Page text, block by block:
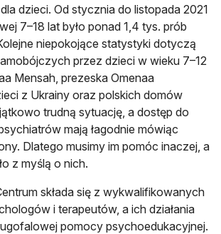
dzieci. Od stycznia do listopada 2021
7–18 lat było ponad 1,4 tys. prób
niepokojące statystyki dotyczą
przez dzieci w wieku 7–12
Mensah, prezeska Omenaa
z Ukrainy oraz polskich domów
trudną sytuację, a dostęp do
mają łagodnie mówiąc
Dlatego musimy im pomóc inaczej, a
z myślą o nich.
składa się z wykwalifikowanych
i terapeutów, a ich działania
pomocy psychoedukacyjnej.